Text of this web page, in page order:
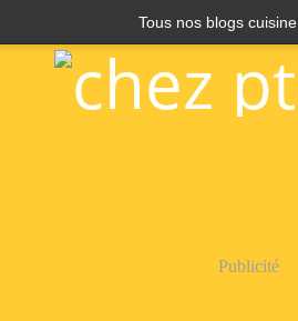
Tous nos blogs cuisine
Publicité